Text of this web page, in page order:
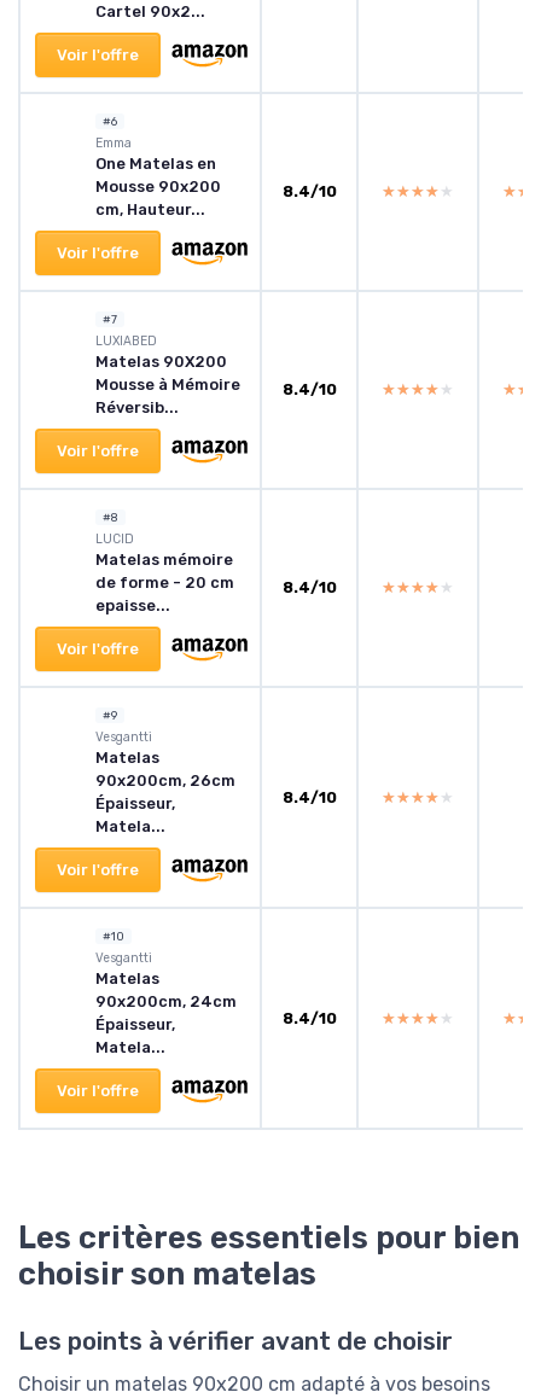
Cartel 90x2...
Voir l'offre
#6
Emma
One Matelas en
Mousse 90x200
cm, Hauteur...
Voir l'offre
8.4/10 ★★★★★
★★★★★
#7
‎LUXIABED
Matelas 90X200
Mousse à Mémoire
Réversib...
Voir l'offre
8.4/10 ★★★★★
★★★★★
#8
LUCID
Matelas mémoire
de forme - 20 cm
epaisse...
Voir l'offre
8.4/10 ★★★★★
★★★★★
#9
Vesgantti
Matelas
90x200cm, 26cm
Épaisseur,
Matela...
Voir l'offre
8.4/10 ★★★★★
★★★★★
#10
‎Vesgantti
Matelas
90x200cm, 24cm
Épaisseur,
Matela...
Voir l'offre
8.4/10 ★★★★★
★★★★★
Les critères essentiels pour bien
choisir son matelas
Les points à vérifier avant de choisir
Choisir un matelas 90x200 cm adapté à vos besoins